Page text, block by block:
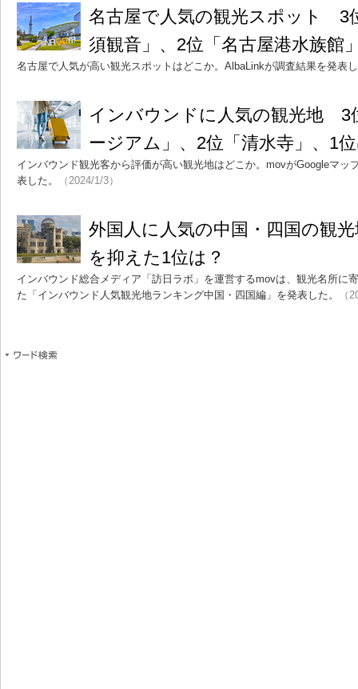
名古屋で人気の観光スポット 3
須観音」、2位「名古屋港水族館
名古屋で人気が高い観光スポットはどこか。AlbaLinkが調査結果を発表
インバウンドに人気の観光地 3
ージアム」、2位「清水寺」、1
インバウンド観光客から評価が高い観光地はどこか。movがGoogleマッ
表した。
（2024/1/3）
外国人に人気の中国・四国の観
を抑えた1位は？
インバウンド総合メディア「訪日ラボ」を運営するmovは、観光名所に
た「インバウンド人気観光地ランキング中国・四国編」を発表した。
（